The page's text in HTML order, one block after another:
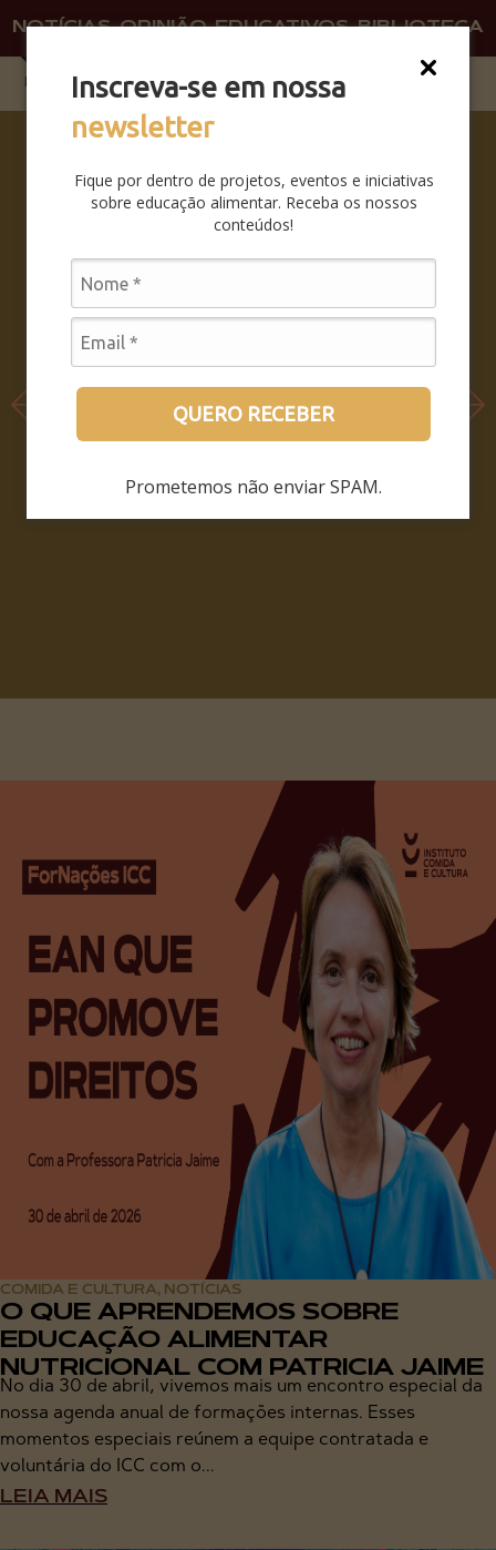
Inscreva-se em nossa
newsletter
Fique por dentro de projetos, eventos e iniciativas
sobre educação alimentar. Receba os nossos
conteúdos!
QUERO RECEBER
Prometemos não enviar SPAM.
NOTÍCIAS OPINIÃO EDUCATIVOS BIBLIOTECA
SABERES
DA BOCA
PRA
SAIBA
COMO
FOI O
SEMINÁRI
LEIA MAIS
COMIDA E CULTURA, NOTÍCIAS
O QUE APRENDEMOS SOBRE
EDUCAÇÃO ALIMENTAR
NUTRICIONAL COM PATRICIA JAIME
No dia 30 de abril, vivemos mais um encontro especial da
nossa agenda anual de formações internas. Esses
momentos especiais reúnem a equipe contratada e
voluntária do ICC com o...
LEIA MAIS